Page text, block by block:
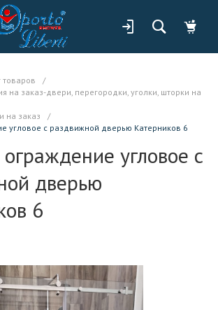
товаров
/
на заказ-двери, перегородки, уголки, шторки на
на заказ
/
угловое с раздвижной дверью Катерников 6
угловое с
дверью
6